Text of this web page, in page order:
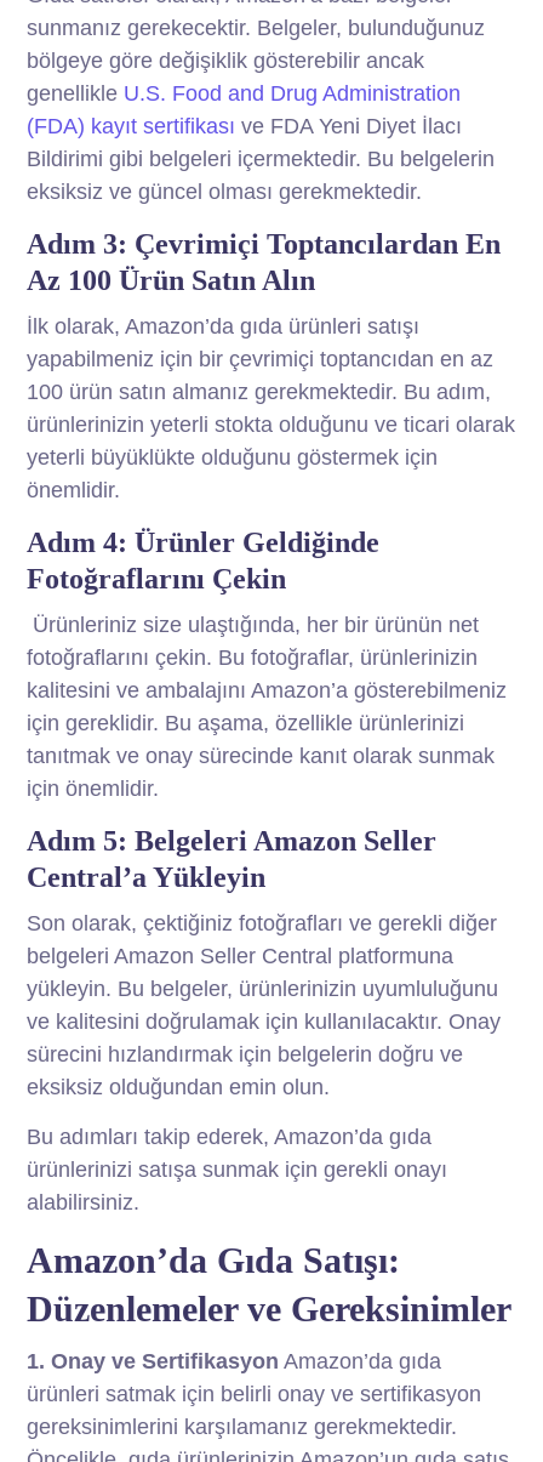
sunmanız gerekecektir. Belgeler, bulunduğunuz
bölgeye göre değişiklik gösterebilir ancak
genellikle U.S. Food and Drug Administration
(FDA) kayıt sertifikası ve FDA Yeni Diyet İlacı
Bildirimi gibi belgeleri içermektedir. Bu belgelerin
eksiksiz ve güncel olması gerekmektedir.
Adım 3: Çevrimiçi Toptancılardan En
Az 100 Ürün Satın Alın
İlk olarak, Amazon’da gıda ürünleri satışı
yapabilmeniz için bir çevrimiçi toptancıdan en az
100 ürün satın almanız gerekmektedir. Bu adım,
ürünlerinizin yeterli stokta olduğunu ve ticari olarak
yeterli büyüklükte olduğunu göstermek için
önemlidir.
Adım 4: Ürünler Geldiğinde
Fotoğraflarını Çekin
Ürünleriniz size ulaştığında, her bir ürünün net
fotoğraflarını çekin. Bu fotoğraflar, ürünlerinizin
kalitesini ve ambalajını Amazon’a gösterebilmeniz
için gereklidir. Bu aşama, özellikle ürünlerinizi
tanıtmak ve onay sürecinde kanıt olarak sunmak
için önemlidir.
Adım 5: Belgeleri Amazon Seller
Central’a Yükleyin
Son olarak, çektiğiniz fotoğrafları ve gerekli diğer
belgeleri Amazon Seller Central platformuna
yükleyin. Bu belgeler, ürünlerinizin uyumluluğunu
ve kalitesini doğrulamak için kullanılacaktır. Onay
sürecini hızlandırmak için belgelerin doğru ve
eksiksiz olduğundan emin olun.
Bu adımları takip ederek, Amazon’da gıda
ürünlerinizi satışa sunmak için gerekli onayı
alabilirsiniz.
Amazon’da Gıda Satışı:
Düzenlemeler ve Gereksinimler
1. Onay ve Sertifikasyon Amazon’da gıda
ürünleri satmak için belirli onay ve sertifikasyon
gereksinimlerini karşılamanız gerekmektedir.